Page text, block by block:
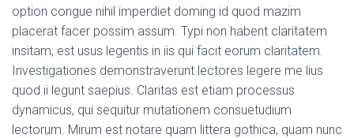
option congue nihil imperdiet doming id quod mazim
placerat facer possim assum. Typi non habent claritatem
insitam; est usus legentis in iis qui facit eorum claritatem.
Investigationes demonstraverunt lectores legere me lius
quod ii legunt saepius. Claritas est etiam processus
dynamicus, qui sequitur mutationem consuetudium
lectorum. Mirum est notare quam littera gothica, quam nunc